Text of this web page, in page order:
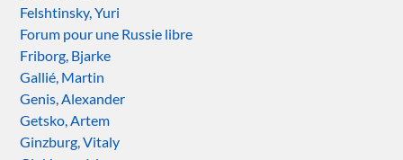
Felshtinsky, Yuri
Forum pour une Russie libre
Friborg, Bjarke
Gallié, Martin
Genis, Alexander
Getsko, Artem
Ginzburg, Vitaly